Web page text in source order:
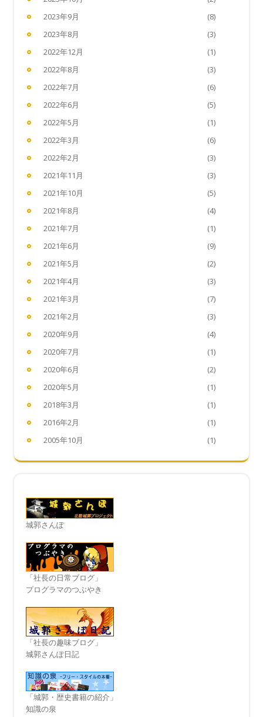
2023年9月
(8)
2023年8月
(3)
2022年12月
(1)
2022年8月
(3)
2022年7月
(6)
2022年6月
(5)
2022年5月
(1)
2022年3月
(6)
2022年2月
(3)
2021年11月
(3)
2021年10月
(5)
2021年8月
(4)
2021年7月
(1)
2021年6月
(9)
2021年5月
(2)
2021年4月
(3)
2021年3月
(7)
2021年2月
(3)
2020年9月
(4)
2020年7月
(1)
2020年6月
(2)
2020年5月
(1)
2018年3月
(1)
2016年2月
(1)
2005年10月
(1)
城郭さんぽ
「社長の日常ブログ」
プログラマのつぶやき
「社長の趣味ブログ」
城郭さんぽ日記
「城郭・歴史書籍の紹介」
知識の泉